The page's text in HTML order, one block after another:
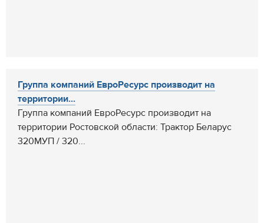
Группа компаний ЕвроРесурс производит на
территории...
Группа компаний ЕвроРесурс производит на
территории Ростовской области: Трактор Беларус
320МУП / 320...